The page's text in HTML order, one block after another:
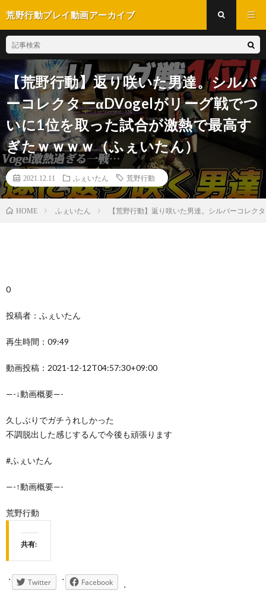
荒野行動プレイ動画アーカイブ
【荒野行動】返り咲いた男達。シルバ
ーコレクターαDVogelがリーグ戦でつ
いに1位を取った試合が激熱で最高す
ぎたｗｗｗｗ（ふぇいたん）
2021.12.11 ふぇいたん 荒野行動
HOME ふぇいたん 【荒野行動】返り咲いた男達。シルバーコレク
0
投稿者：ふぇいたん
再生時間：09:49
動画投稿：2021-12-12T04:57:30+09:00
—-↓動画概要—-
久しぶりでガチうれしかった
不調脱出した感じするんで今後も頑張ります
#ふぇいたん
—-↑動画概要—-
荒野行動
共有:
Twitter Facebook